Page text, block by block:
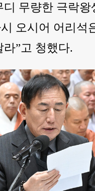
무량한 극락
오시어 어리석
”고 청했다.